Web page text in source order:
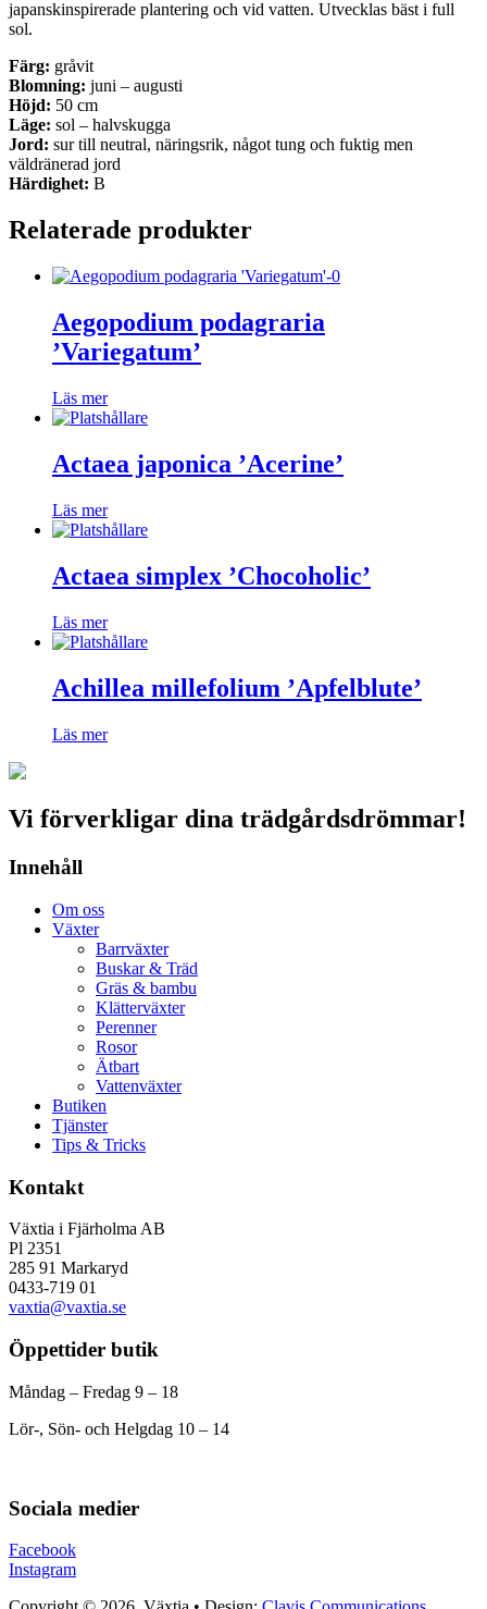
japanskinspirerade plantering och vid vatten. Utvecklas bäst i full
sol.
Färg: gråvit
Blomning: juni – augusti
Höjd: 50 cm
Läge: sol – halvskugga
Jord: sur till neutral, näringsrik, något tung och fuktig men
väldränerad jord
Härdighet: B
Relaterade produkter
Aegopodium podagraria
’Variegatum’
Läs mer
Actaea japonica ’Acerine’
Läs mer
Actaea simplex ’Chocoholic’
Läs mer
Achillea millefolium ’Apfelblute’
Läs mer
Vi förverkligar dina trädgårdsdrömmar!
Innehåll
Om oss
Växter
Barrväxter
Buskar & Träd
Gräs & bambu
Klätterväxter
Perenner
Rosor
Ätbart
Vattenväxter
Butiken
Tjänster
Tips & Tricks
Kontakt
Växtia i Fjärholma AB
Pl 2351
285 91 Markaryd
0433-719 01
vaxtia@vaxtia.se
Öppettider butik
Måndag – Fredag 9 – 18
Lör-, Sön- och Helgdag 10 – 14
Sociala medier
Facebook
Instagram